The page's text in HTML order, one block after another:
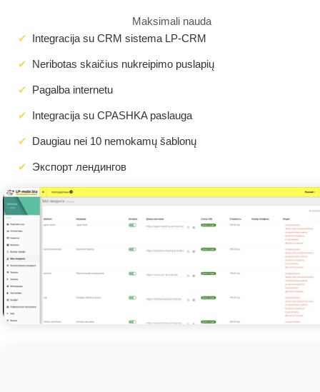
Maksimali nauda
Integracija su CRM sistema LP-CRM
Neribotas skaičius nukreipimo puslapių
Pagalba internetu
Integracija su CPASHKA paslauga
Daugiau nei 10 nemokamų šablonų
Экспорт лендингов